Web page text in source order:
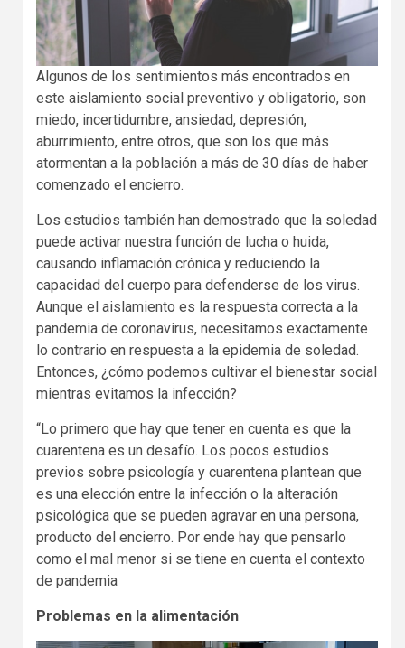
Algunos de los sentimientos más encontrados en
este aislamiento social preventivo y obligatorio, son
miedo, incertidumbre, ansiedad, depresión,
aburrimiento, entre otros, que son los que más
atormentan a la población a más de 30 días de haber
comenzado el encierro.
Los estudios también han demostrado que la soledad
puede activar nuestra función de lucha o huida,
causando inflamación crónica y reduciendo la
capacidad del cuerpo para defenderse de los virus.
Aunque el aislamiento es la respuesta correcta a la
pandemia de coronavirus, necesitamos exactamente
lo contrario en respuesta a la epidemia de soledad.
Entonces, ¿cómo podemos cultivar el bienestar social
mientras evitamos la infección?
“Lo primero que hay que tener en cuenta es que la
cuarentena es un desafío. Los pocos estudios
previos sobre psicología y cuarentena plantean que
es una elección entre la infección o la alteración
psicológica que se pueden agravar en una persona,
producto del encierro. Por ende hay que pensarlo
como el mal menor si se tiene en cuenta el contexto
de pandemia
Problemas en la alimentación